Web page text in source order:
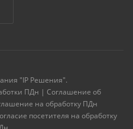
"IP Решения".
ПДн | Соглашение об
на обработку ПДн
посетителя на обработку